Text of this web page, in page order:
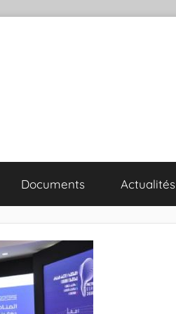
Documents Actualités